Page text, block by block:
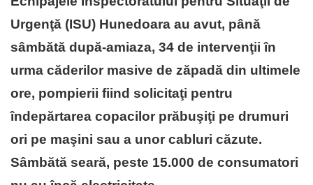
Urgenţă (ISU) Hunedoara au avut, până
sâmbătă după-amiaza, 34 de intervenţii în
urma căderilor masive de zăpadă din ultimele
ore, pompierii fiind solicitaţi pentru
îndepărtarea copacilor prăbuşiţi pe drumuri
ori pe maşini sau a unor cabluri căzute.
Sâmbătă seară, peste 15.000 de consumatori